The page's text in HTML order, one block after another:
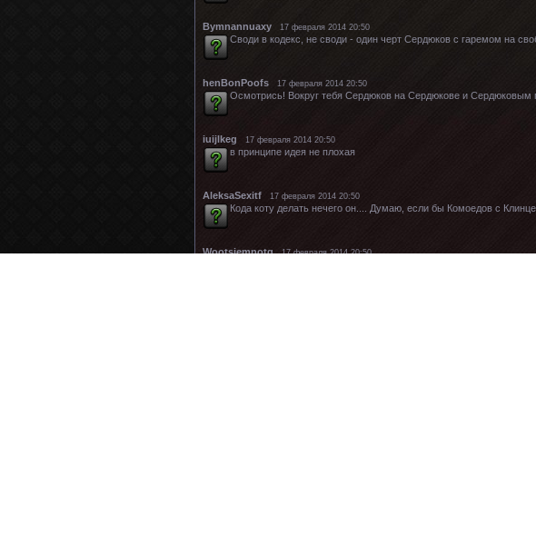
Bymnannuaxy 17 февраля 2014 20:50
Своди в кодекс, не своди - один черт Сердюков с гаремом на
henBonPoofs 17 февраля 2014 20:50
Осмотрись! Вокруг тебя Сердюков на Сердюкове и Сердюковым
iuijlkeg 17 февраля 2014 20:50
в принципе идея не плохая
AleksaSexitf 17 февраля 2014 20:50
Кода коту делать нечего он.... Думаю, если бы Комоедов с
Wootsjemnotq 17 февраля 2014 20:50